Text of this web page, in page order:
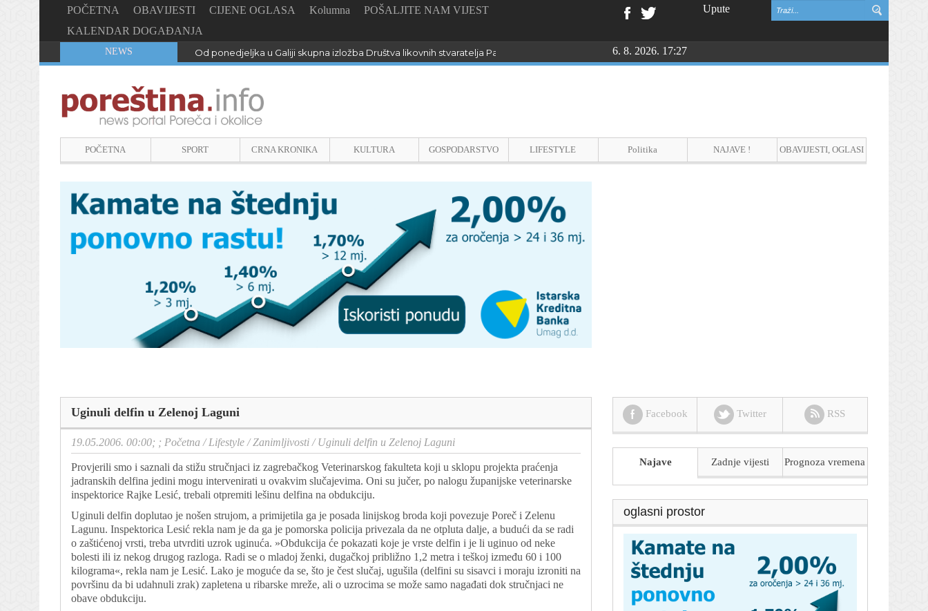
POČETNA OBAVIJESTI CIJENE OGLASA Kolumna
POŠALJITE NAM VIJEST
KALENDAR DOGAĐANJA
Upute
NEWS Od ponedjeljka u Galiji skupna izložba Društva likovnih stvaratelja Pazin “Dijalozi sa slikarimar” 6. 8. 2026. 17:27
POČETNA SPORT CRNA KRONIKA KULTURA GOSPODARSTVO LIFESTYLE Politika NAJAVE ! OBAVIJESTI, OGLASI
Uginuli delfin u Zelenoj Laguni
19.05.2006. 00:00; ; Početna /Lifestyle /Zanimljivosti /Uginuli delfin u Zelenoj Laguni
Provjerili smo i saznali da stižu stručnjaci iz zagrebačkog Veterinarskog fakulteta koji u sklopu projekta praćenja
jadranskih delfina jedini mogu intervenirati u ovakvim slučajevima. Oni su jučer, po nalogu županijske veterinarske
inspektorice Rajke Lesić, trebali otpremiti lešinu delfina na obdukciju.
Uginuli delfin doplutao je nošen strujom, a primijetila ga je posada linijskog broda koji povezuje Poreč i Zelenu
Lagunu. Inspektorica Lesić rekla nam je da ga je pomorska policija privezala da ne otpluta dalje, a budući da se radi
o zaštićenoj vrsti, treba utvrditi uzrok uginuća. »Obdukcija će pokazati koje je vrste delfin i je li uginuo od neke
bolesti ili iz nekog drugog razloga. Radi se o mladoj ženki, dugačkoj približno 1,2 metra i teškoj između 60 i 100
kilograma«, rekla nam je Lesić. Lako je moguće da se, što je čest slučaj, ugušila (delfini su sisavci i moraju izroniti na
površinu da bi udahnuli zrak) zapletena u ribarske mreže, ali o uzrocima se može samo nagađati dok stručnjaci ne
obave obdukciju.
Facebook Twitter RSS
Najave Zadnje vijesti Prognoza vremena
oglasni prostor